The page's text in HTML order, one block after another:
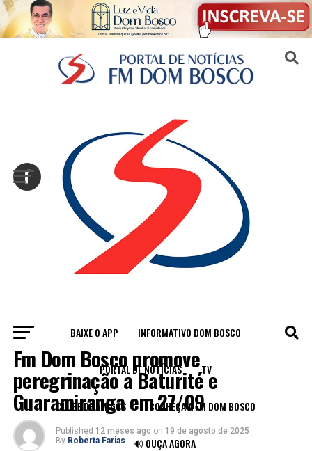
BAIXE O APP INFORMATIVO DOM BOSCO
PORTAL DE NOTÍCIAS TV
CLUBE DE AMIGOS CONHEÇA A FM DOM BOSCO
🔊 OUÇA AGORA
INSTITUCIONAL
Fm Dom Bosco promove
peregrinação a Baturité e
Guaramiranga em 27/09
Published 12 meses ago on 19 de agosto de 2025
By Roberta Farias
Sair da versão mobile